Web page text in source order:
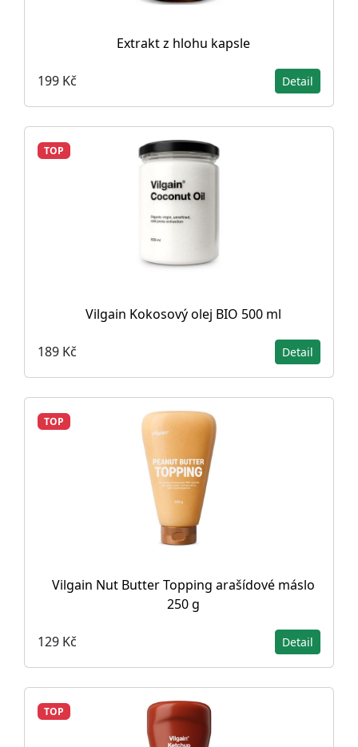
Extrakt z hlohu kapsle
199 Kč Detail
TOP
Vilgain Kokosový olej BIO 500 ml
189 Kč Detail
TOP
Vilgain Nut Butter Topping arašídové máslo
250 g
129 Kč Detail
TOP